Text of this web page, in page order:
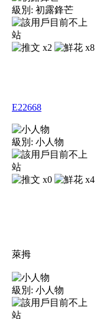
級別: 初露鋒芒
x2 x8
E22668
級別: 小人物
x0 x4
萊拇
級別: 小人物